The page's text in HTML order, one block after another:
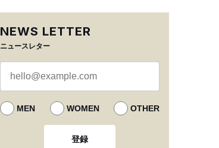
NEWS LETTER
ニュースレター
MEN WOMEN OTHER
登録